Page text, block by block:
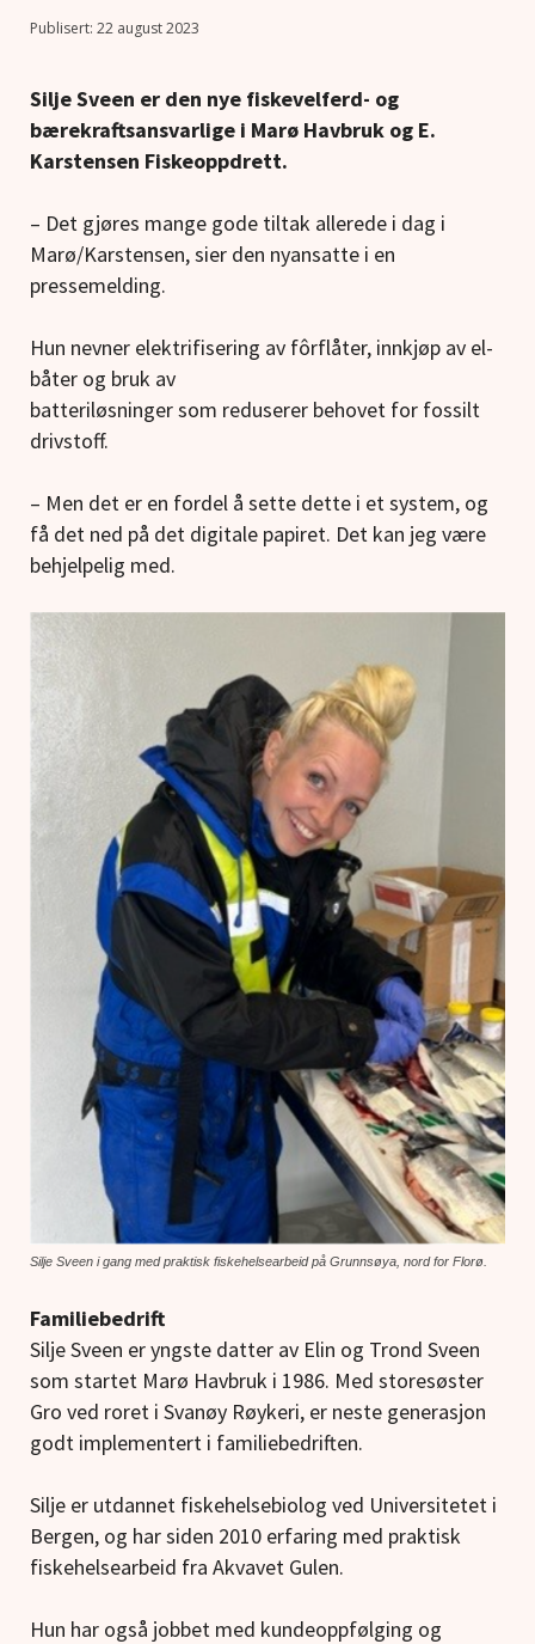
22 august 2023
Silje Sveen er den nye fiskevelferd- og
bærekraftsansvarlige i Marø Havbruk og E.
Karstensen Fiskeoppdrett.
– Det gjøres mange gode tiltak allerede i dag i
Marø/Karstensen, sier den nyansatte i en
pressemelding.
Hun nevner elektrifisering av fôrflåter, innkjøp av el-
båter og bruk av
batteriløsninger som reduserer behovet for fossilt
drivstoff.
– Men det er en fordel å sette dette i et system, og
få det ned på det digitale papiret. Det kan jeg være
behjelpelig med.
Silje Sveen i gang med praktisk fiskehelsearbeid på Grunnsøya, nord for Florø.
Familiebedrift
Silje Sveen er yngste datter av Elin og Trond Sveen
som startet Marø Havbruk i 1986. Med storesøster
Gro ved roret i Svanøy Røykeri, er neste generasjon
godt implementert i familiebedriften.
Silje er utdannet fiskehelsebiolog ved Universitetet i
Bergen, og har siden 2010 erfaring med praktisk
fiskehelsearbeid fra Akvavet Gulen.
Hun har også jobbet med kundeoppfølging og